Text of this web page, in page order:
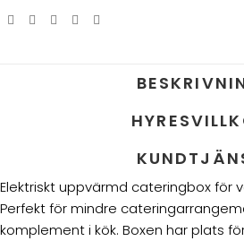
Elektriskt uppvärmd cateringbox för
Perfekt för mindre
komplement i kök. Boxen har plats